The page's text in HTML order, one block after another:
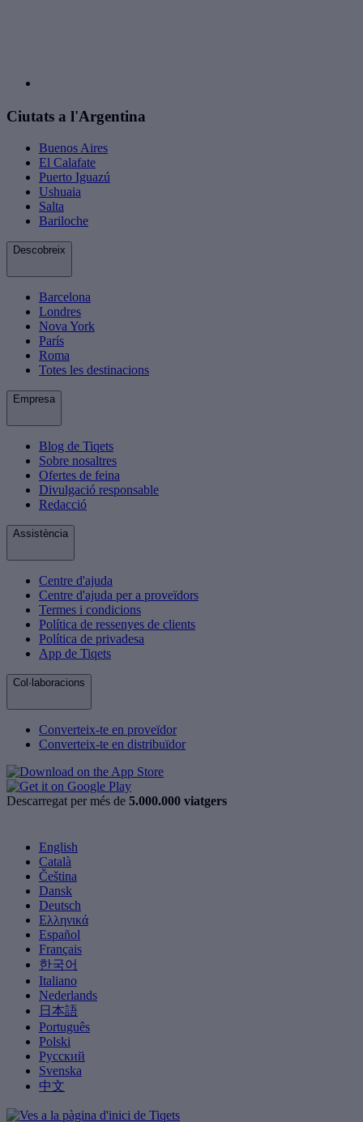
Ciutats a l'Argentina
Buenos Aires
El Calafate
Puerto Iguazú
Ushuaia
Salta
Bariloche
Descobreix
Barcelona
Londres
Nova York
París
Roma
Totes les destinacions
Empresa
Blog de Tiqets
Sobre nosaltres
Ofertes de feina
Divulgació responsable
Redacció
Assistència
Centre d'ajuda
Centre d'ajuda per a proveïdors
Termes i condicions
Política de ressenyes de clients
Política de privadesa
App de Tiqets
Col·laboracions
Converteix-te en proveïdor
Converteix-te en distribuïdor
Descarregat per més de 5.000.000 viatgers
English
Català
Čeština
Dansk
Deutsch
Ελληνικά
Español
Français
한국어
Italiano
Nederlands
日本語
Português
Polski
Русский
Svenska
中文